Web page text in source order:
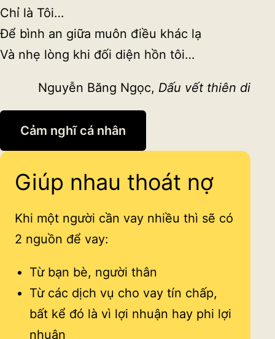
Chỉ là Tôi…
Để bình an giữa muôn điều khác lạ
Và nhẹ lòng khi đối diện hồn tôi…
Nguyễn Băng Ngọc, Dấu vết thiên di
Cảm nghĩ cá nhân
Giúp nhau thoát nợ
Khi một người cần vay nhiều thì sẽ có
2 nguồn để vay:
Từ bạn bè, người thân
Từ các dịch vụ cho vay tín chấp,
bất kể đó là vì lợi nhuận hay phi lợi
nhuận